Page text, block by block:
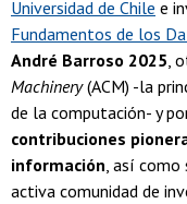
Universidad de Chile e
Fundamentos de los
André Barroso 2025 ,
Machinery(ACM) -la
de la computación- y
contribuciones
información , así
activa comunidad de